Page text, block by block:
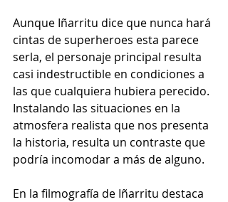
Aunque Iñarritu dice que nunca hará
cintas de superheroes esta parece
serla, el personaje principal resulta
casi indestructible en condiciones a
las que cualquiera hubiera perecido.
Instalando las situaciones en la
atmosfera realista que nos presenta
la historia, resulta un contraste que
podría incomodar a más de alguno.
En la filmografía de Iñarritu destaca